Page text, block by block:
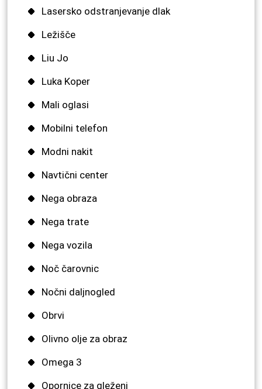
Lasersko odstranjevanje dlak
Ležišče
Liu Jo
Luka Koper
Mali oglasi
Mobilni telefon
Modni nakit
Navtični center
Nega obraza
Nega trate
Nega vozila
Noč čarovnic
Nočni daljnogled
Obrvi
Olivno olje za obraz
Omega 3
Opornice za gleženj